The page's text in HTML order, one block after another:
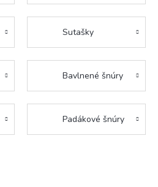
Sutašky
Bavlnené šnúry
Padákové šnúry